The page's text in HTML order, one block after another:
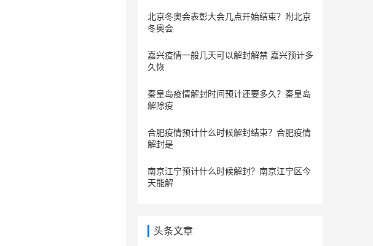
北京冬奥会表彰大会几点开始结束？附北京
冬奥会
嘉兴疫情一般几天可以解封解禁 嘉兴预计多
久恢
秦皇岛疫情解封时间预计还要多久？秦皇岛
解除疫
合肥疫情预计什么时候解封结束？合肥疫情
解封是
南京江宁预计什么时候解封？南京江宁区今
天能解
头条文章